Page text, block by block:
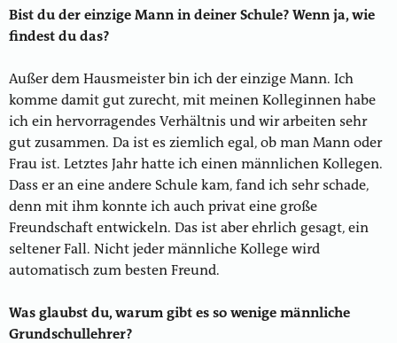
Bist du der einzige Mann in deiner Schule? Wenn ja, wie
findest du das?
Außer dem Hausmeister bin ich der einzige Mann. Ich
komme damit gut zurecht, mit meinen Kolleginnen habe
ich ein hervorragendes Verhältnis und wir arbeiten sehr
gut zusammen. Da ist es ziemlich egal, ob man Mann oder
Frau ist. Letztes Jahr hatte ich einen männlichen Kollegen.
Dass er an eine andere Schule kam, fand ich sehr schade,
denn mit ihm konnte ich auch privat eine große
Freundschaft entwickeln. Das ist aber ehrlich gesagt, ein
seltener Fall. Nicht jeder männliche Kollege wird
automatisch zum besten Freund.
Was glaubst du, warum gibt es so wenige männliche
Grundschullehrer?